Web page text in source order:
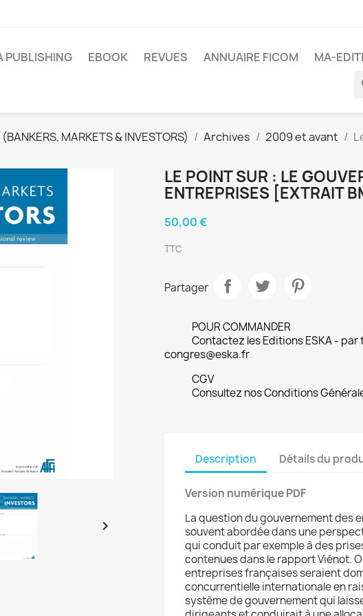
PUBLISHING EBOOK REVUES ANNUAIRE FICOM MA-
MARKETS & INVESTORS) Archives 2009 et avant

LE POINT SUR : LE
ENTREPRISES [EXTRAIT
50,00 €
TTC
Partager
POUR COMMANDER
Contactez les Editions ESKA -
congres@eska.fr
CGV
Consultez nos Conditions
Description Détails du
Version numérique PDF
La question du gouvernement des
souvent abordée dans une
qui conduit par exemple à des
contenues dans le rapport Viénot.
entreprises françaises seraient
concurrentielle internationale en
système de gouvernement qui